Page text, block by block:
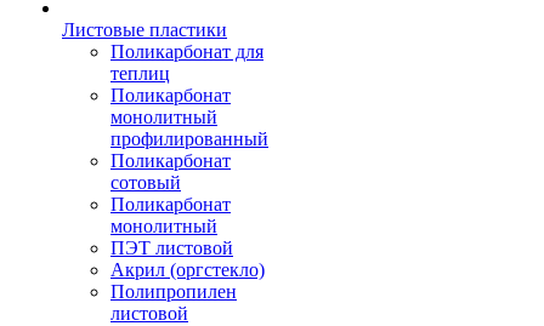
Листовые пластики
Поликарбонат для
теплиц
Поликарбонат
монолитный
профилированный
Поликарбонат
сотовый
Поликарбонат
монолитный
ПЭТ листовой
Акрил (оргстекло)
Полипропилен
листовой